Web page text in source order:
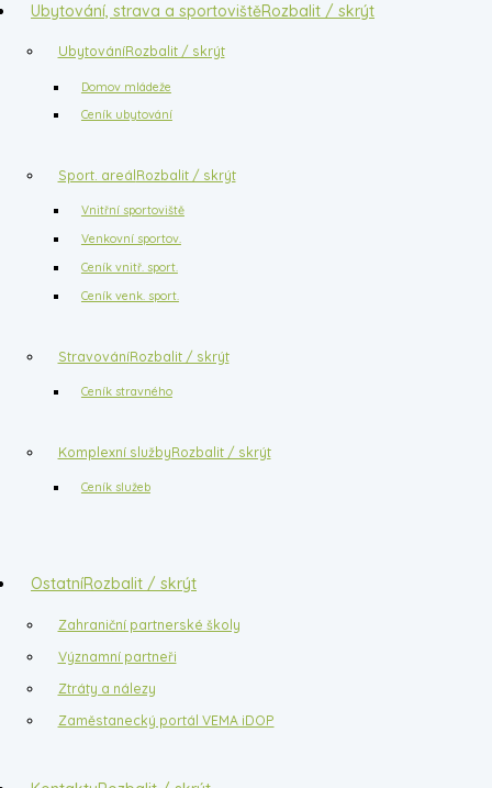
Ubytování, strava a sportovištěRozbalit / skrýt
UbytováníRozbalit / skrýt
Domov mládeže
Ceník ubytování
Sport. areálRozbalit / skrýt
Vnitřní sportoviště
Venkovní sportov.
Ceník vnitř. sport.
Ceník venk. sport.
StravováníRozbalit / skrýt
Ceník stravného
Komplexní službyRozbalit / skrýt
Ceník služeb
OstatníRozbalit / skrýt
Zahraniční partnerské školy
Významní partneři
Ztráty a nálezy
Zaměstanecký portál VEMA iDOP